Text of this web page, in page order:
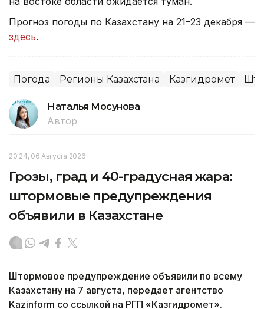
Прогноз погоды по Казахстану на 21–23 декабря —
здесь.
Погода Регионы Казахстана Казгидромет
Наталья Мосунова
Автор
20:24, 06 Августа 2026
Грозы, град и 40-градусная жара:
штормовые предупреждения
объявили в Казахстане
Штормовое предупреждение объявили по всему
Казахстану на 7 августа, передает агентство
Kazinform со ссылкой на РГП «Казгидромет».